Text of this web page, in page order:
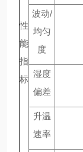
性
能
指
标
波动/
均匀
度
湿度
偏差
升温
速率